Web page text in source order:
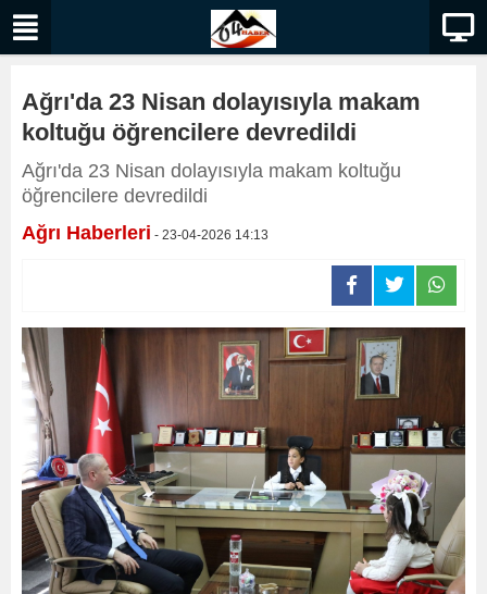
Ağrı'da 23 Nisan dolayısıyla makam
koltuğu öğrencilere devredildi
Ağrı'da 23 Nisan dolayısıyla makam koltuğu
öğrencilere devredildi
Ağrı Haberleri - 23-04-2026 14:13